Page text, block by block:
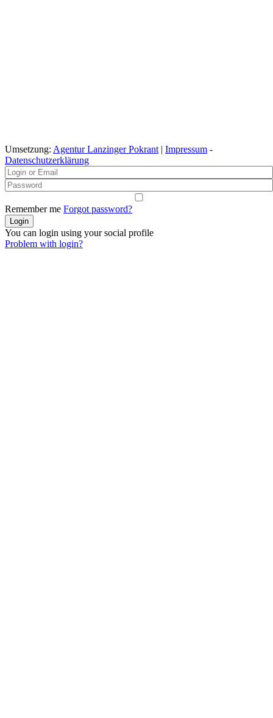
Umsetzung: Agentur Lanzinger Pokrant | Impressum -
Datenschutzerklärung
Remember me Forgot password?
You can login using your social profile
Problem with login?